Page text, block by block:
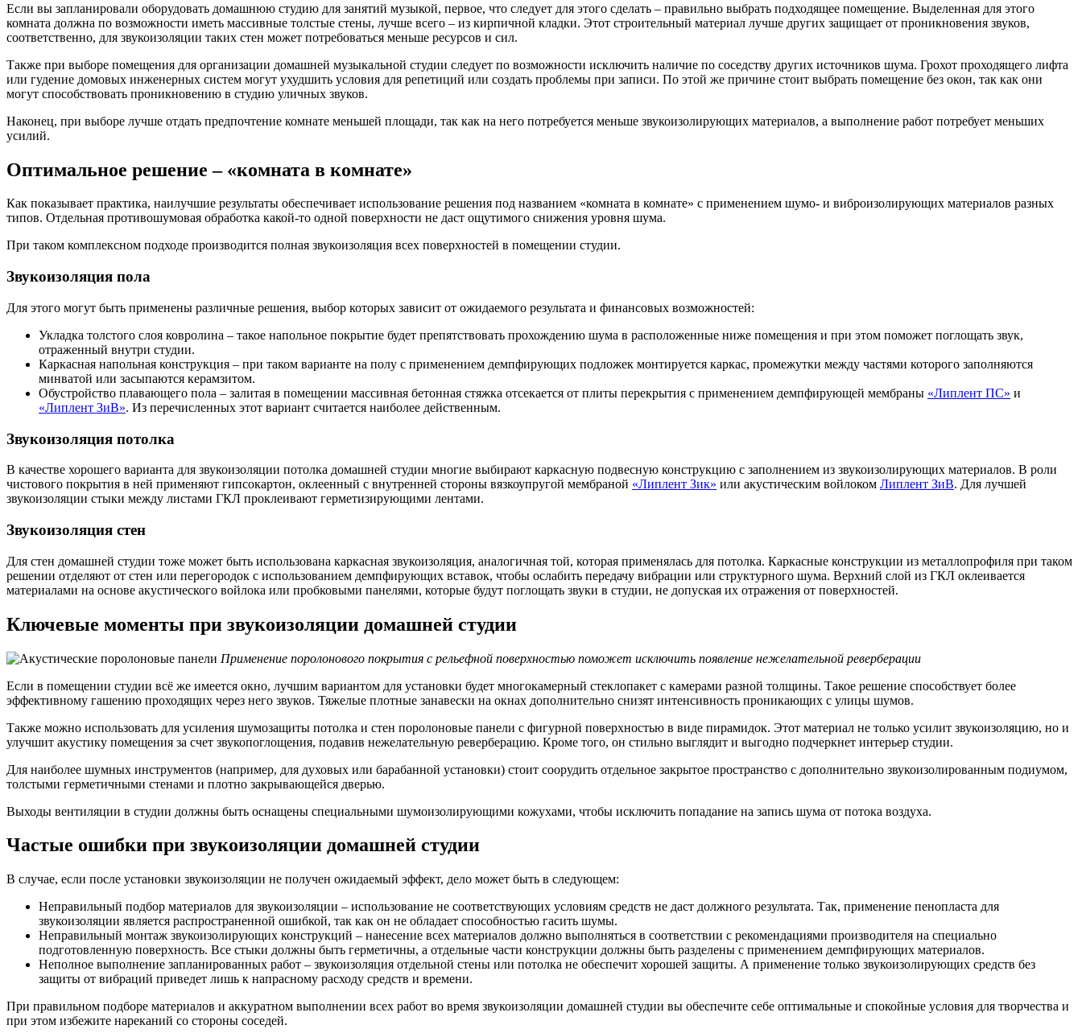
Если вы запланировали оборудовать домашнюю студию для занятий музыкой, первое, что следует для этого сделать – правильно выбрать подходящее помещение. Выделенная для этого
комната должна по возможности иметь массивные толстые стены, лучше всего – из кирпичной кладки. Этот строительный материал лучше других защищает от проникновения звуков,
соответственно, для звукоизоляции таких стен может потребоваться меньше ресурсов и сил.
Также при выборе помещения для организации домашней музыкальной студии следует по возможности исключить наличие по соседству других источников шума. Грохот проходящего лифта
или гудение домовых инженерных систем могут ухудшить условия для репетиций или создать проблемы при записи. По этой же причине стоит выбрать помещение без окон, так как они
могут способствовать проникновению в студию уличных звуков.
Наконец, при выборе лучше отдать предпочтение комнате меньшей площади, так как на него потребуется меньше звукоизолирующих материалов, а выполнение работ потребует меньших
усилий.
Оптимальное решение – «комната в комнате»
Как показывает практика, наилучшие результаты обеспечивает использование решения под названием «комната в комнате» с применением шумо- и виброизолирующих материалов разных
типов. Отдельная противошумовая обработка какой-то одной поверхности не даст ощутимого снижения уровня шума.
При таком комплексном подходе производится полная звукоизоляция всех поверхностей в помещении студии.
Звукоизоляция пола
Для этого могут быть применены различные решения, выбор которых зависит от ожидаемого результата и финансовых возможностей:
Укладка толстого слоя ковролина – такое напольное покрытие будет препятствовать прохождению шума в расположенные ниже помещения и при этом поможет поглощать звук,
отраженный внутри студии.
Каркасная напольная конструкция – при таком варианте на полу с применением демпфирующих подложек монтируется каркас, промежутки между частями которого заполняются
минватой или засыпаются керамзитом.
Обустройство плавающего пола – залитая в помещении массивная бетонная стяжка отсекается от плиты перекрытия с применением демпфирующей мембраны «Липлент ПС» и
«Липлент ЗиВ». Из перечисленных этот вариант считается наиболее действенным.
Звукоизоляция потолка
В качестве хорошего варианта для звукоизоляции потолка домашней студии многие выбирают каркасную подвесную конструкцию с заполнением из звукоизолирующих материалов. В роли
чистового покрытия в ней применяют гипсокартон, оклеенный с внутренней стороны вязкоупругой мембраной «Липлент Зик» или акустическим войлоком Липлент ЗиВ. Для лучшей
звукоизоляции стыки между листами ГКЛ проклеивают герметизирующими лентами.
Звукоизоляция стен
Для стен домашней студии тоже может быть использована каркасная звукоизоляция, аналогичная той, которая применялась для потолка. Каркасные конструкции из металлопрофиля при таком
решении отделяют от стен или перегородок с использованием демпфирующих вставок, чтобы ослабить передачу вибрации или структурного шума. Верхний слой из ГКЛ оклеивается
материалами на основе акустического войлока или пробковыми панелями, которые будут поглощать звуки в студии, не допуская их отражения от поверхностей.
Ключевые моменты при звукоизоляции домашней студии
Применение поролонового покрытия с рельефной поверхностью поможет исключить появление нежелательной реверберации
Если в помещении студии всё же имеется окно, лучшим вариантом для установки будет многокамерный стеклопакет с камерами разной толщины. Такое решение способствует более
эффективному гашению проходящих через него звуков. Тяжелые плотные занавески на окнах дополнительно снизят интенсивность проникающих с улицы шумов.
Также можно использовать для усиления шумозащиты потолка и стен поролоновые панели с фигурной поверхностью в виде пирамидок. Этот материал не только усилит звукоизоляцию, но и
улучшит акустику помещения за счет звукопоглощения, подавив нежелательную реверберацию. Кроме того, он стильно выглядит и выгодно подчеркнет интерьер студии.
Для наиболее шумных инструментов (например, для духовых или барабанной установки) стоит соорудить отдельное закрытое пространство с дополнительно звукоизолированным подиумом,
толстыми герметичными стенами и плотно закрывающейся дверью.
Выходы вентиляции в студии должны быть оснащены специальными шумоизолирующими кожухами, чтобы исключить попадание на запись шума от потока воздуха.
Частые ошибки при звукоизоляции домашней студии
В случае, если после установки звукоизоляции не получен ожидаемый эффект, дело может быть в следующем:
Неправильный подбор материалов для звукоизоляции – использование не соответствующих условиям средств не даст должного результата. Так, применение пенопласта для
звукоизоляции является распространенной ошибкой, так как он не обладает способностью гасить шумы.
Неправильный монтаж звукоизолирующих конструкций – нанесение всех материалов должно выполняться в соответствии с рекомендациями производителя на специально
подготовленную поверхность. Все стыки должны быть герметичны, а отдельные части конструкции должны быть разделены с применением демпфирующих материалов.
Неполное выполнение запланированных работ – звукоизоляция отдельной стены или потолка не обеспечит хорошей защиты. А применение только звукоизолирующих средств без
защиты от вибраций приведет лишь к напрасному расходу средств и времени.
При правильном подборе материалов и аккуратном выполнении всех работ во время звукоизоляции домашней студии вы обеспечите себе оптимальные и спокойные условия для творчества и
при этом избежите нареканий со стороны соседей.